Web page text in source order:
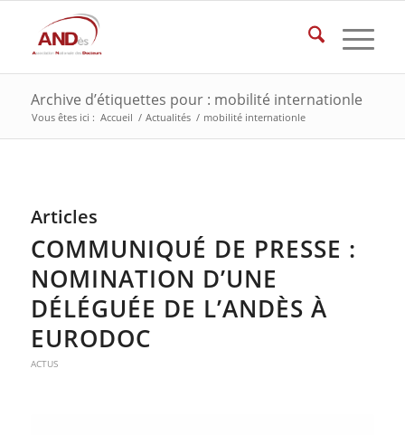
Archive d’étiquettes pour : mobilité internationle
Vous êtes ici : Accueil / Actualités / mobilité internationle
Articles
COMMUNIQUÉ DE PRESSE :
NOMINATION D’UNE
DÉLÉGUÉE DE L’ANDÈS À
EURODOC
ACTUS